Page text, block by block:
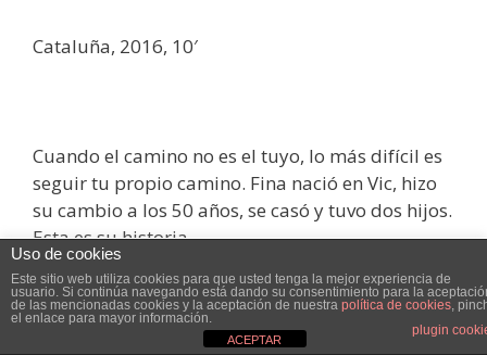
Cataluña, 2016, 10′
Cuando el camino no es el tuyo, lo más difícil es
seguir tu propio camino. Fina nació en Vic, hizo
su cambio a los 50 años, se casó y tuvo dos hijos.
Esta es su historia.
Leer más
Uso de cookies
Este sitio web utiliza cookies para que usted tenga la mejor experiencia de
usuario. Si continúa navegando está dando su consentimiento para la
de las mencionadas cookies y la aceptación de nuestra política de cookies,
el enlace para mayor información.
plugin
ACEPTAR
Este sitio web utiliza cookies para mejorar su experiencia .
Vamos a suponer que estás bien con esto, pero usted puede
optar por no si lo desea.
Read More